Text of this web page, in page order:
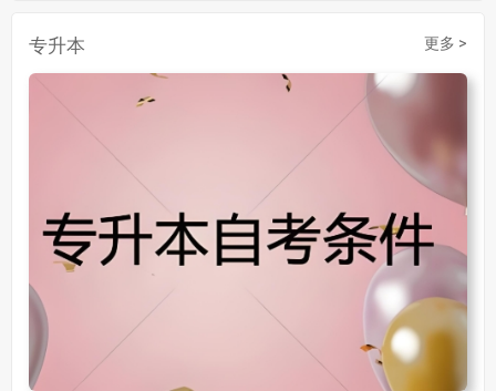
成人大专学历提升多少钱
成人初中学历怎么提升中专学历啊
专升本 更多 >